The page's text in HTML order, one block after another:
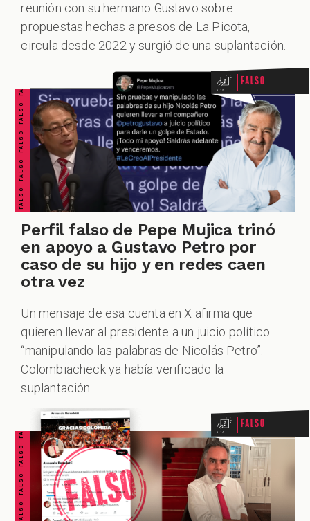
reunión con su hermano Gustavo sobre
propuestas hechas a presos de La Picota,
circula desde 2022 y surgió de una suplantación.
FALSO FALSO FALSO FALSO FALSO FALSO FALSO Falso
Perfil falso de Pepe Mujica trinó
en apoyo a Gustavo Petro por
caso de su hijo y en redes caen
otra vez
Un mensaje de esa cuenta en X afirma que
quieren llevar al presidente a un juicio político
“manipulando las palabras de Nicolás Petro”.
Colombiacheck ya había verificado la
suplantación.
FALSO FALSO FALSO FALSO FALSO FALSO FALSO Falso